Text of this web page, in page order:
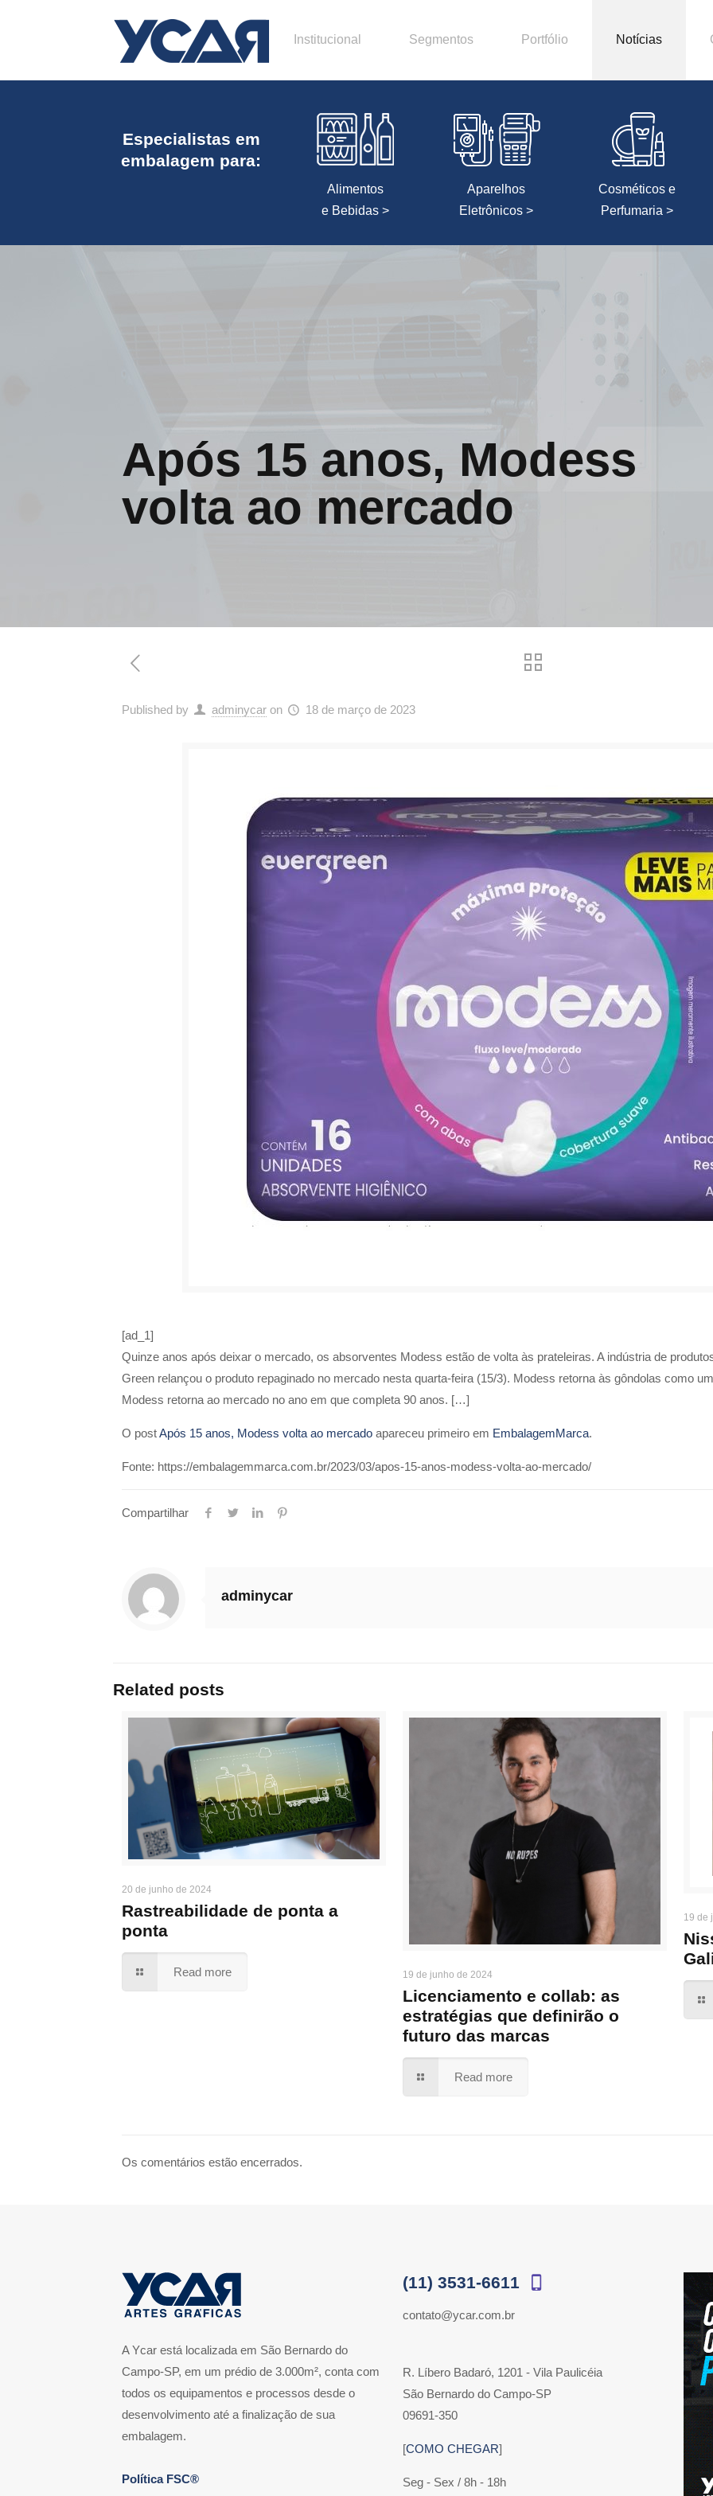
Institucional Segmentos Portfólio Notícias
Especialistas em
embalagem para:
Alimentos
e Bebidas >
Aparelhos
Eletrônicos >
Cosméticos e
Perfumaria >
Após 15 anos, Modess
volta ao mercado
Published by adminycar on 18 de março de 2023
[ad_1]
Quinze anos após deixar o mercado, os absorventes Modess estão de volta às prateleiras. A indústria de
Green relançou o produto repaginado no mercado nesta quarta-feira (15/3). Modess retorna às gôndolas como
Modess retorna ao mercado no ano em que completa 90 anos. […]
O postApós 15 anos, Modess volta ao mercadoapareceu primeiro em EmbalagemMarca.
Fonte: https://embalagemmarca.com.br/2023/03/apos-15-anos-modess-volta-ao-mercado/
Compartilhar
adminycar
Related posts
20 de junho de 2024
Rastreabilidade de ponta a
ponta
Read more 19 de junho de 2024
Licenciamento e collab: as
estratégias que definirão o
futuro das marcas
Read more
19 de
Os comentários estão encerrados.
A Ycar está localizada em São Bernardo do
Campo-SP, em um prédio de 3.000m², conta com
todos os equipamentos e processos desde o
desenvolvimento até a finalização de sua
embalagem.
Política FSC®
(11) 3531-6611
contato@ycar.com.br
R. Líbero Badaró, 1201 - Vila Paulicéia
São Bernardo do Campo-SP
09691-350
[COMO CHEGAR]
Seg - Sex / 8h - 18h